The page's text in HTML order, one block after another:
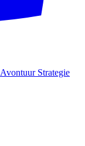
Avontuur Strategie